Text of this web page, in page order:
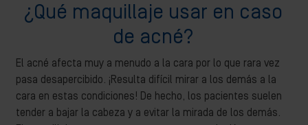
¿Qué maquillaje usar en caso
de acné?
El acné afecta muy a menudo a la cara por lo que rara vez
pasa desapercibido. ¡Resulta difícil mirar a los demás a la
cara en estas condiciones! De hecho, los pacientes suelen
tender a bajar la cabeza y a evitar la mirada de los demás.